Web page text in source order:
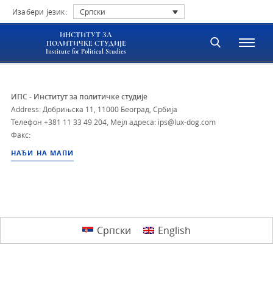
Изабери језик: Српски
ИНСТИТУТ ЗА
ПОЛИТИЧКЕ СТУДИЈЕ
Institute for Political Studies
ИПС - Институт за политичке студије
Address: Добрињска 11, 11000 Београд, Србија
Телефон +381 11 33 49 204 Мејл адреса: ips@lux-dog.com
Факс:
НАЂИ НА МАПИ
Српски English